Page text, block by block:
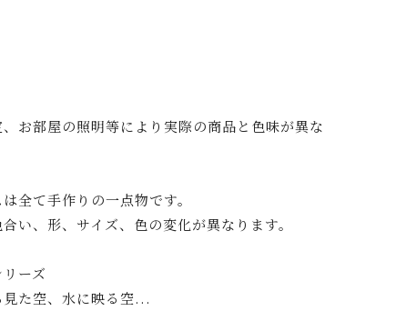
お部屋の照明等により実際の商品と色味が異な
全て手作りの一点物です。
い、形、サイズ、色の変化が異なります。
ーズ
た空、水に映る空...